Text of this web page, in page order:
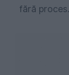
fără